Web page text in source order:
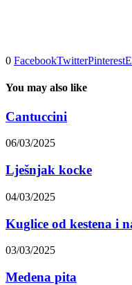
0 FacebookTwitterPinterest
You may also like
Cantuccini
06/03/2025
Lješnjak kocke
04/03/2025
Kuglice od kestena i
03/03/2025
Medena pita